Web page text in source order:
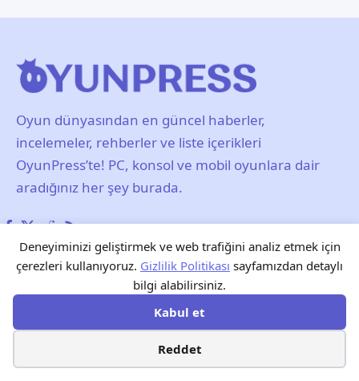
Deneyiminizi geliştirmek ve web trafiğini analiz etmek için
çerezleri kullanıyoruz. Gizlilik Politikası sayfamızdan detaylı
bilgi alabilirsiniz.
Kabul et
Reddet
Oyun dünyasından en güncel haberler,
incelemeler, rehberler ve liste içerikleri
OyunPress’te! PC, konsol ve mobil oyunlara dair
aradığınız her şey burada.
Hakkımızda Gizlilik Politikası
Kullanım Şartları
Yayın Politikası ve Editöryal İlkeler
Reklam
Blog Forum Tarayıcı Oyunları